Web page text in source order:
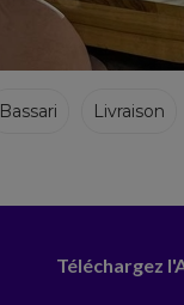
Bassari Livraison
Téléchargez